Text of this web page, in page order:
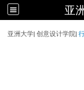
亚
亚洲大学| 创意设计学院|